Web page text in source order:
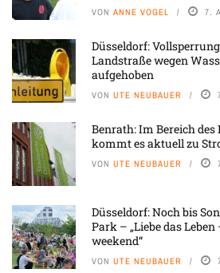
VON ANNE VOGEL 7.
Düsseldorf:
Landstraße wegen
aufgehoben
VON UTE NEUBAUER
Benrath: Im Bereich des
kommt es aktuell zu
VON UTE NEUBAUER
Düsseldorf: Noch bis
Park – „Liebe das
weekend“
VON UTE NEUBAUER